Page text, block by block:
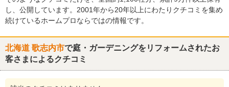
し、公開しています。2001年から20年以上にわたりクチコミを集め
続けているホームプロならではの情報です。
北海道 歌志内市で庭・ガーデニングをリフォームされたお
客さまによるクチコミ